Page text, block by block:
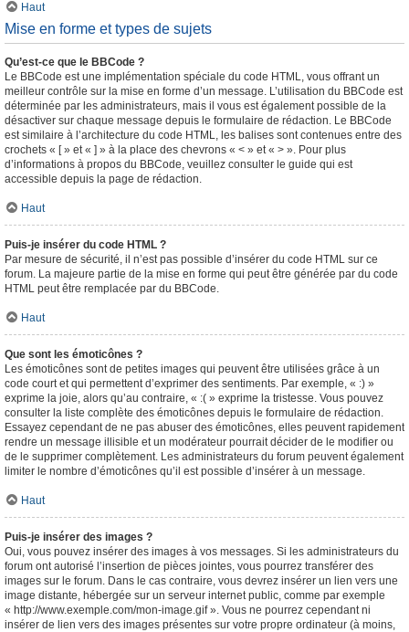
Haut
Mise en forme et types de sujets
Qu’est-ce que le BBCode ?
Le BBCode est une implémentation spéciale du code HTML, vous offrant un
meilleur contrôle sur la mise en forme d’un message. L’utilisation du BBCode est
déterminée par les administrateurs, mais il vous est également possible de la
désactiver sur chaque message depuis le formulaire de rédaction. Le BBCode
est similaire à l’architecture du code HTML, les balises sont contenues entre des
crochets « [ » et « ] » à la place des chevrons « < » et « > ». Pour plus
d’informations à propos du BBCode, veuillez consulter le guide qui est
accessible depuis la page de rédaction.
Haut
Puis-je insérer du code HTML ?
Par mesure de sécurité, il n’est pas possible d’insérer du code HTML sur ce
forum. La majeure partie de la mise en forme qui peut être générée par du code
HTML peut être remplacée par du BBCode.
Haut
Que sont les émoticônes ?
Les émoticônes sont de petites images qui peuvent être utilisées grâce à un
code court et qui permettent d’exprimer des sentiments. Par exemple, « :) »
exprime la joie, alors qu’au contraire, « :( » exprime la tristesse. Vous pouvez
consulter la liste complète des émoticônes depuis le formulaire de rédaction.
Essayez cependant de ne pas abuser des émoticônes, elles peuvent rapidement
rendre un message illisible et un modérateur pourrait décider de le modifier ou
de le supprimer complètement. Les administrateurs du forum peuvent également
limiter le nombre d’émoticônes qu’il est possible d’insérer à un message.
Haut
Puis-je insérer des images ?
Oui, vous pouvez insérer des images à vos messages. Si les administrateurs du
forum ont autorisé l’insertion de pièces jointes, vous pourrez transférer des
images sur le forum. Dans le cas contraire, vous devrez insérer un lien vers une
image distante, hébergée sur un serveur internet public, comme par exemple
« http://www.exemple.com/mon-image.gif ». Vous ne pourrez cependant ni
insérer de lien vers des images présentes sur votre propre ordinateur (à moins,